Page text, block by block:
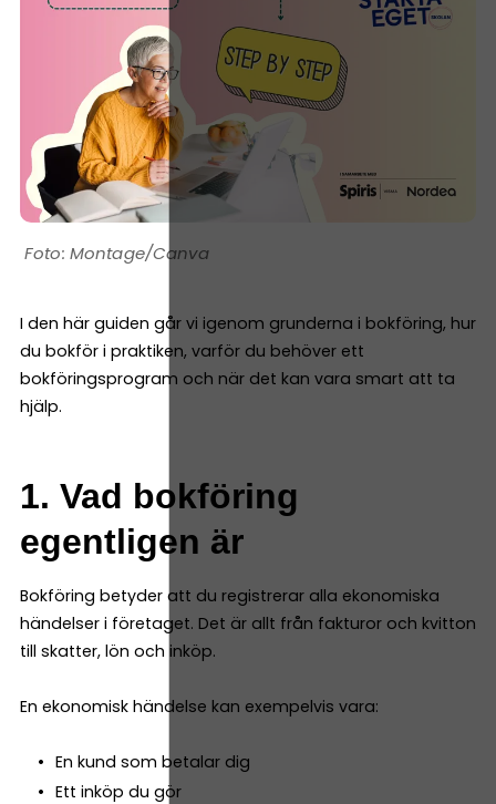
Montage/Canva
I den här guiden går vi igenom grunderna i bokföring, hur
du bokför i praktiken, varför du behöver ett
bokföringsprogram och när det kan vara smart att ta
hjälp.
1. Vad bokföring
egentligen är
Bokföring betyder att du registrerar alla ekonomiska
händelser i företaget. Det är allt från fakturor och kvitton
till skatter, lön och inköp.
En ekonomisk händelse kan exempelvis vara:
En kund som betalar dig
Ett inköp du gör